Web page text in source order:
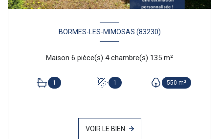
BORMES-LES-MIMOSAS (83230)
Maison 6 pièce(s) 4 chambre(s) 135 m²
1 1 550 m²
VOIR LE BIEN